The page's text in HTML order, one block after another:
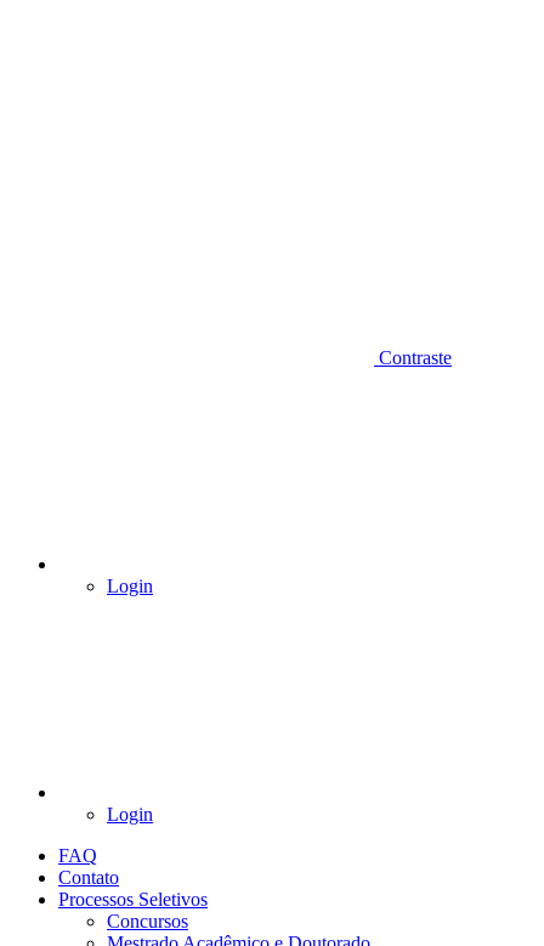
Contraste
Login
Login
FAQ
Contato
Processos Seletivos
Concursos